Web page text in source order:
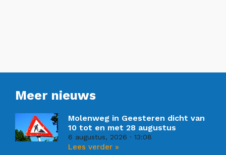
Meer nieuws
Molenweg in Geesteren dicht van
10 tot en met 28 augustus
6 augustus, 2026 13:08
Lees verder »